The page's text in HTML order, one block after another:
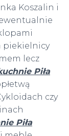
Koszalin i
piekielnicy
lecz
Piła
czy
Piła